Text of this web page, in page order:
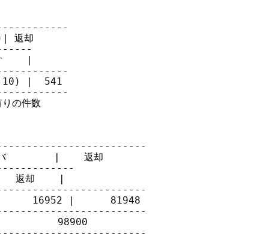
返却
|
|  541
の件数
バ        |    返却
|    返却    |
16952 |      81948
98900